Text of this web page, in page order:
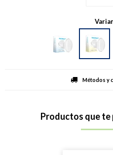
Métodos y
Productos que